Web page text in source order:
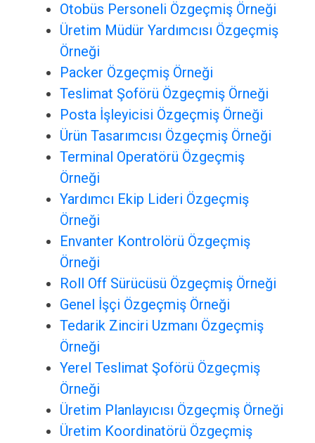
Otobüs Personeli Özgeçmiş Örneği
Üretim Müdür Yardımcısı Özgeçmiş
Örneği
Packer Özgeçmiş Örneği
Teslimat Şoförü Özgeçmiş Örneği
Posta İşleyicisi Özgeçmiş Örneği
Ürün Tasarımcısı Özgeçmiş Örneği
Terminal Operatörü Özgeçmiş
Örneği
Yardımcı Ekip Lideri Özgeçmiş
Örneği
Envanter Kontrolörü Özgeçmiş
Örneği
Roll Off Sürücüsü Özgeçmiş Örneği
Genel İşçi Özgeçmiş Örneği
Tedarik Zinciri Uzmanı Özgeçmiş
Örneği
Yerel Teslimat Şoförü Özgeçmiş
Örneği
Üretim Planlayıcısı Özgeçmiş Örneği
Üretim Koordinatörü Özgeçmiş